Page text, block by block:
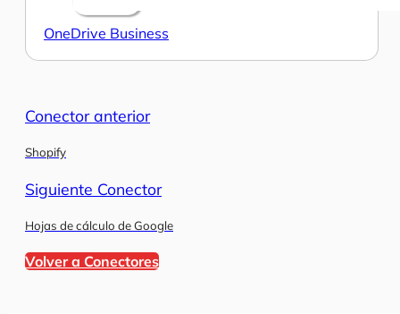
OneDrive Business
Conector anterior
Shopify
Siguiente Conector
Hojas de cálculo de Google
Volver a Conectores